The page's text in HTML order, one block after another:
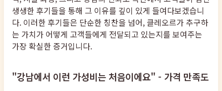
생생한 후기들을 통해 그 이유를 깊이 있게 들여다보겠습니
다. 이러한 후기들은 단순한 칭찬을 넘어, 클레오르가 추구하
는 가치가 어떻게 고객들에게 전달되고 있는지를 보여주는
가장 확실한 증거입니다.
"강남에서 이런 가성비는 처음이에요" - 가격 만족도